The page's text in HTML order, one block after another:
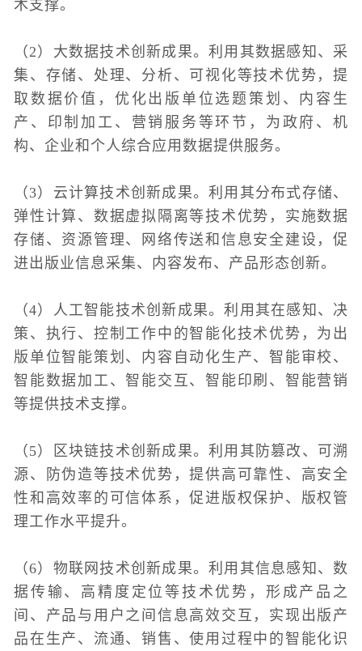
术支撑。
（2）大数据技术创新成果。利用其数据感知、采
集、存储、处理、分析、可视化等技术优势，提
取数据价值，优化出版单位选题策划、内容生
产、印制加工、营销服务等环节，为政府、机
构、企业和个人综合应用数据提供服务。
（3）云计算技术创新成果。利用其分布式存储、
弹性计算、数据虚拟隔离等技术优势，实施数据
存储、资源管理、网络传送和信息安全建设，促
进出版业信息采集、内容发布、产品形态创新。
（4）人工智能技术创新成果。利用其在感知、决
策、执行、控制工作中的智能化技术优势，为出
版单位智能策划、内容自动化生产、智能审校、
智能数据加工、智能交互、智能印刷、智能营销
等提供技术支撑。
（5）区块链技术创新成果。利用其防篡改、可溯
源、防伪造等技术优势，提供高可靠性、高安全
性和高效率的可信体系，促进版权保护、版权管
理工作水平提升。
（6）物联网技术创新成果。利用其信息感知、数
据传输、高精度定位等技术优势，形成产品之
间、产品与用户之间信息高效交互，实现出版产
品在生产、流通、销售、使用过程中的智能化识